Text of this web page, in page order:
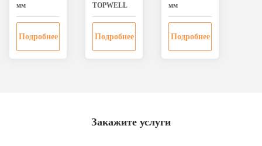
мм
Подробнее
TOPWELL
Подробнее
мм
Подробнее
Закажите услуги